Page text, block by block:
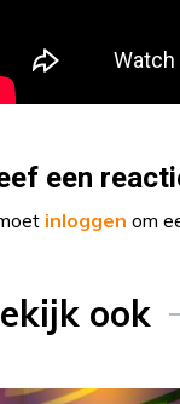
een
inloggen om
ook